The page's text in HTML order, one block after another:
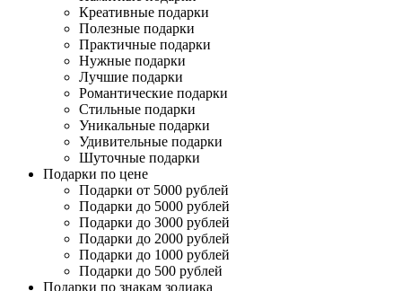
Креативные подарки
Полезные подарки
Практичные подарки
Нужные подарки
Лучшие подарки
Романтические подарки
Стильные подарки
Уникальные подарки
Удивительные подарки
Шуточные подарки
Подарки по цене
Подарки от 5000 рублей
Подарки до 5000 рублей
Подарки до 3000 рублей
Подарки до 2000 рублей
Подарки до 1000 рублей
Подарки до 500 рублей
Подарки по знакам зодиака